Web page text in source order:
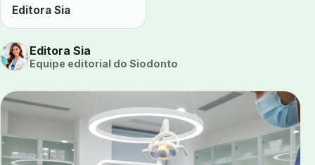
Editora Sia
Editora Sia
Equipe editorial do Siodonto